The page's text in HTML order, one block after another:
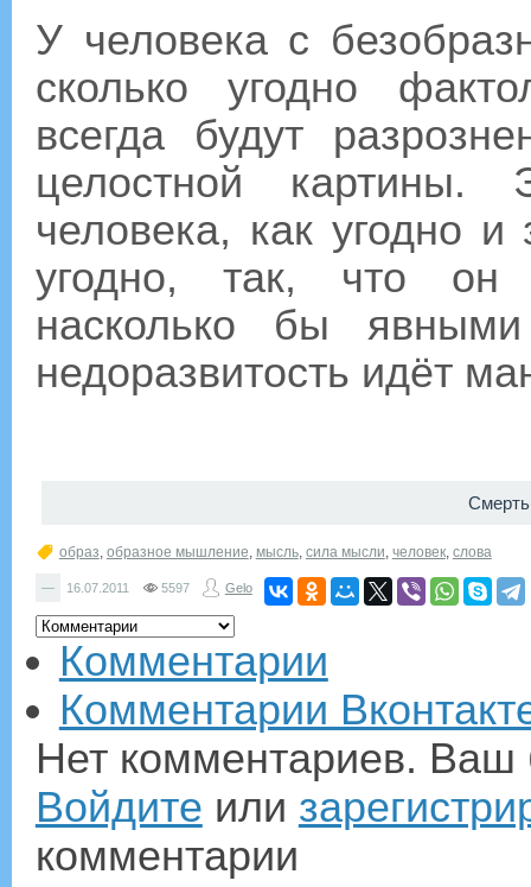
У человека с
сколько угодно
всегда будут
целостной картины.
человека, как угодно и
угодно, так, что он
насколько бы
недоразвитость идёт
образ, образное мышление, мысль, сила мысли, человек, слова
— 16.07.2011 5597 Gelo
Комментарии
Комментарии
Нет комментариев. Ваш
Войдите или
комментарии